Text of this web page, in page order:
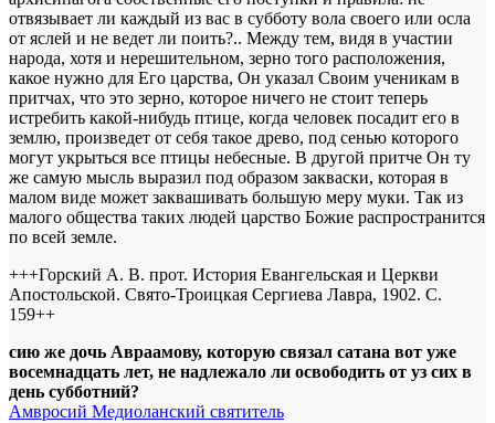
отвязывает ли каждый из вас в субботу вола своего или осла
от яслей и не ведет ли поить?.. Между тем, видя в участии
народа, хотя и нерешительном, зерно того расположения,
какое нужно для Его царства, Он указал Своим ученикам в
притчах, что это зерно, которое ничего не стоит теперь
истребить какой-нибудь птице, когда человек посадит его в
землю, произведет от себя такое древо, под сенью которого
могут укрыться все птицы небесные. В другой притче Он ту
же самую мысль выразил под образом закваски, которая в
малом виде может заквашивать большую меру муки. Так из
малого общества таких людей царство Божие распространится
по всей земле.
+++Горский А. В. прот. История Евангельская и Церкви
Апостольской. Свято-Троицкая Сергиева Лавра, 1902. С.
159++
сию же дочь Авраамову, которую связал сатана вот уже
восемнадцать лет, не надлежало ли освободить от уз сих в
день субботний?
Амвросий Медиоланский святитель